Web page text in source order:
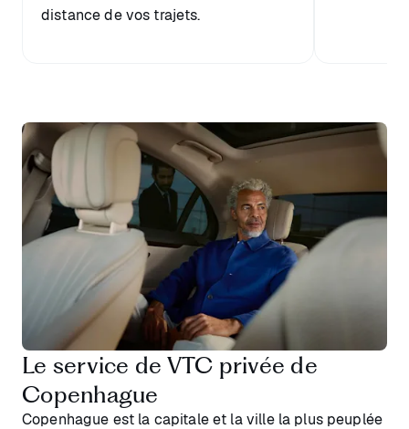
distance de vos trajets.
Le service de VTC privée de
Copenhague
Copenhague est la capitale et la ville la plus peuplée